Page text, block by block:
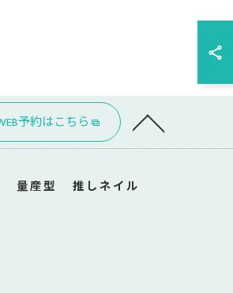
予約はこちら
量産型
推しネイル